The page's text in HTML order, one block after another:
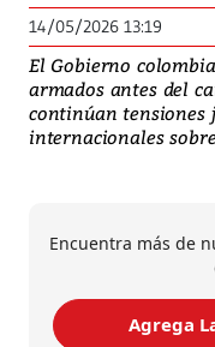
14/05/2026 13:19
El Gobierno
armados antes del
continúan tensiones
internacionales
Encuentra más de
Agrega